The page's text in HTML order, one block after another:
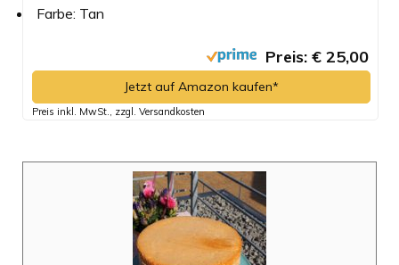
Farbe: Tan
Preis: € 25,00
Jetzt auf Amazon kaufen*
Preis inkl. MwSt., zzgl. Versandkosten